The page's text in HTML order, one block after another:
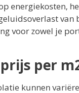
energiekosten,
van
voor zowel je
per
kunnen